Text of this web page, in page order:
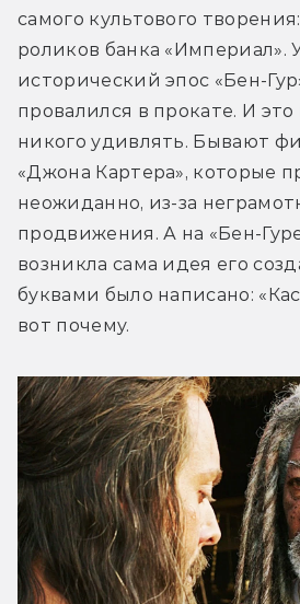
самого культового
роликов банка «Империал».
исторический эпос «Бен-
провалился в прокате. И
никого удивлять. Бывают
«Джона Картера», которые
неожиданно, из-за
продвижения. А на «Бен-
возникла сама идея его
буквами было написано:
вот почему.